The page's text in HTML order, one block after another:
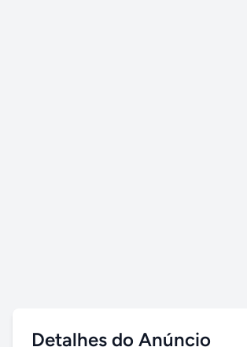
Detalhes do Anúncio